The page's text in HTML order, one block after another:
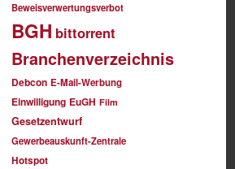
Beweisverwertungsverbot
BGH bittorrent
Branchenverzeichnis
Debcon E-Mail-Werbung
Einwilligung EuGH Film
Gesetzentwurf
Gewerbeauskunft-Zentrale
Hotspot